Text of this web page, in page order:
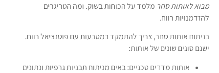
מבוא לאותות סחר מלמד על הכוחות בשוק. ומה הטריגרים
להזדמנויות רווח.
בניתוח אותות סחר, צריך להתמקד במטבעות עם פוטנציאל רווח.
ישנם סוגים שונים של אותות:
אותות מדדים טכניים: באים מניתוח תבניות גרפיות ונתונים